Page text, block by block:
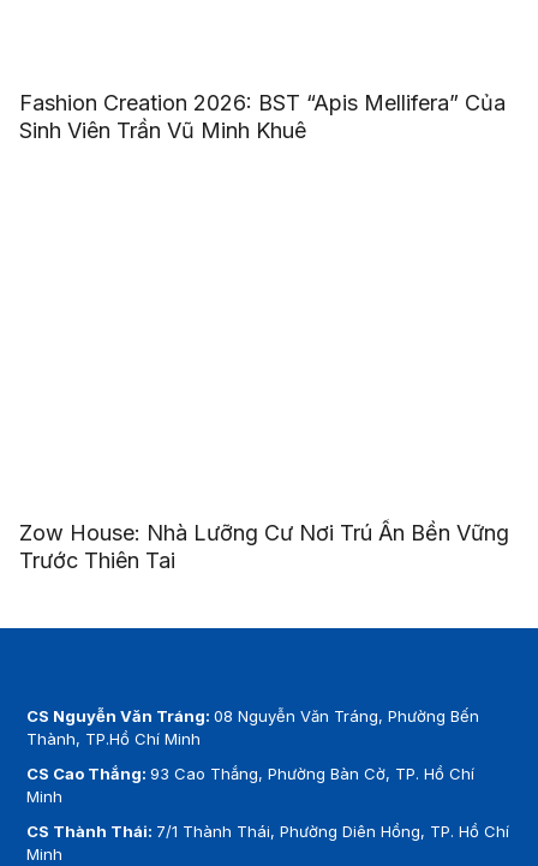
Fashion Creation 2026: BST “Apis Mellifera” Của
Sinh Viên Trần Vũ Minh Khuê
Zow House: Nhà Lưỡng Cư Nơi Trú Ẩn Bền Vững
Trước Thiên Tai
CS Nguyễn Văn Tráng:08 Nguyễn Văn Tráng, Phường Bến
Thành, TP.Hồ Chí Minh
CS Cao Thắng:93 Cao Thắng, Phường Bàn Cờ, TP. Hồ Chí
Minh
CS Thành Thái: 7/1 Thành Thái, Phường Diên Hồng, TP. Hồ Chí
Minh